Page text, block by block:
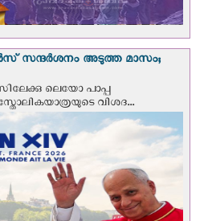
സന്ദര്‍ശനം അടുത്ത മാസം;
ലെയോ പാപ്പ
വിശദ...